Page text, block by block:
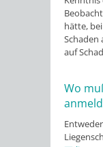
hätte,
Schaden
auf
Wo